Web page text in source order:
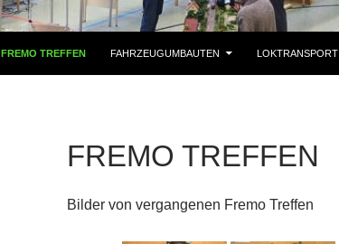
FREMO TREFFEN FAHRZEUGUMBAUTEN LOKTRANSPORT
FREMO TREFFEN
Bilder von vergangenen Fremo Treffen